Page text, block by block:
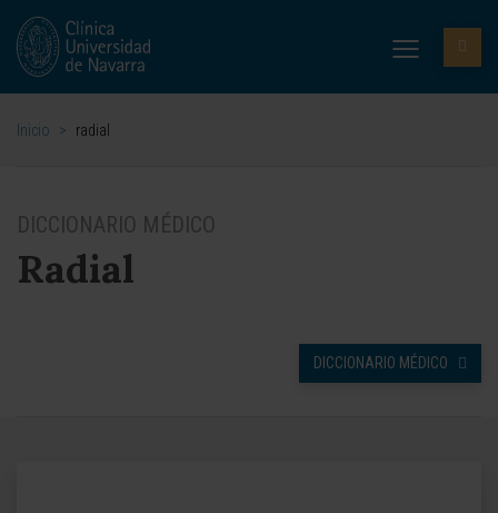
Inicio > radial
DICCIONARIO MÉDICO
Radial
DICCIONARIO MÉDICO